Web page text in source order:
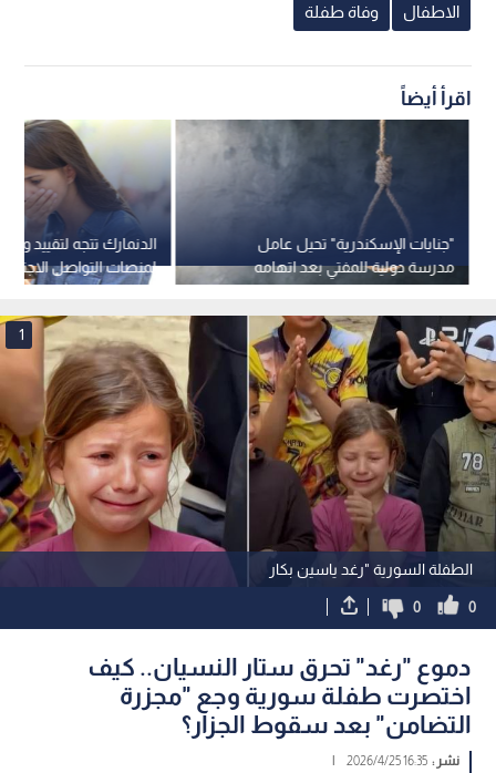
الاطفال وفاة طفلة
اقرأ أيضاً
الدنمارك تتجه لتقييد
لمنصات التواصل
"جنايات الإسكندرية" تحيل عامل
مدرسة دولية للمفتي بعد اتهامه
بالاعتداء على 14 طفلا
الطفلة السورية "رغد ياسين بكار
1
0
0
دموع "رغد" تحرق ستار النسيان.. كيف
اختصرت طفلة سورية وجع "مجزرة
التضامن" بعد سقوط الجزار؟
نشر :16:35 2026/4/25